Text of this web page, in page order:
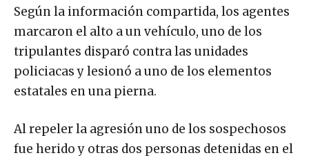
Según la información compartida, los agentes
marcaron el alto a un vehículo, uno de los
tripulantes disparó contra las unidades
policiacas y lesionó a uno de los elementos
estatales en una pierna.
Al repeler la agresión uno de los sospechosos
fue herido y otras dos personas detenidas en el